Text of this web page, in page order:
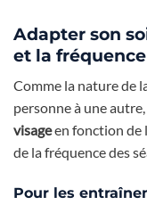
Adapter son
et la
Comme la nature de
personne à une
visageen fonction de
de la fréquence des
Pour les